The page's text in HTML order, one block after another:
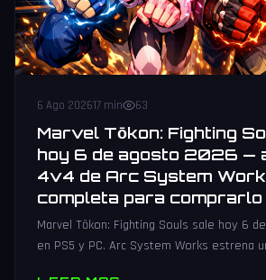
6 Ago 202617 min 63
Marvel Tōkon: Fighting
hoy 6 de agosto 2026 —
4v4 de Arc System
completa para comprarlo
Marvel Tōkon: Fighting Souls sale hoy 6
en PS5 y PC. Arc System Works estrena